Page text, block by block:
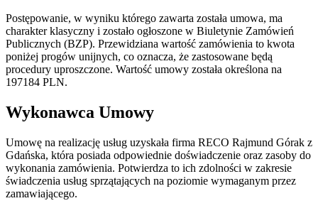
Postępowanie, w wyniku którego zawarta została umowa, ma
charakter klasyczny i zostało ogłoszone w Biuletynie Zamówień
Publicznych (BZP). Przewidziana wartość zamówienia to kwota
poniżej progów unijnych, co oznacza, że zastosowane będą
procedury uproszczone. Wartość umowy została określona na
197184 PLN.
Wykonawca Umowy
Umowę na realizację usług uzyskała firma RECO Rajmund Górak z
Gdańska, która posiada odpowiednie doświadczenie oraz zasoby do
wykonania zamówienia. Potwierdza to ich zdolności w zakresie
świadczenia usług sprzątających na poziomie wymaganym przez
zamawiającego.